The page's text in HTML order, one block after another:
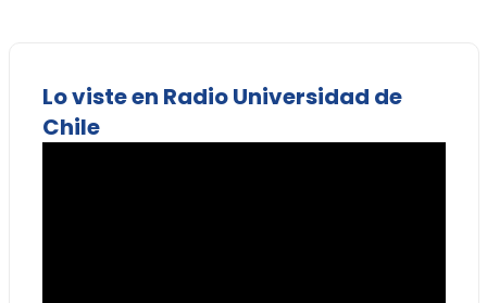
Lo viste en Radio Universidad de
Chile